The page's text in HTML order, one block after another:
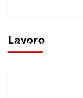
Lavoro
Vino in
Filippo Cardinale